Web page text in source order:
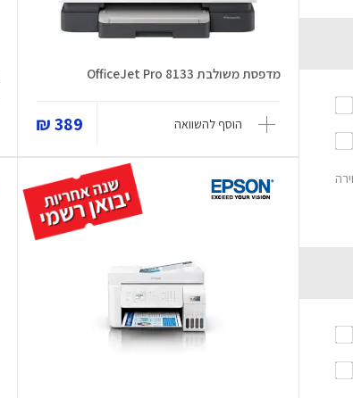
מדפסת משולבת OfficeJet Pro 8133
הוסף להשוואה 389 ₪